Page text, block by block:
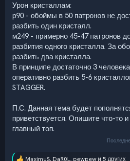
Урон кристаллам:
р90 - обоймы в 50 патронов не
разбить один кристалл.
м249 - примерно 45-47 патронов
разбития одного кристалла. За
разбить два кристалла.
В принципе достаточно 3
оперативно разбить 5-6
STAGGER.
П.С. Данная тема будет
приветствуется. Опишите что-то
главный топ.
MaximuS, DaR0L, pewpewи 5 других